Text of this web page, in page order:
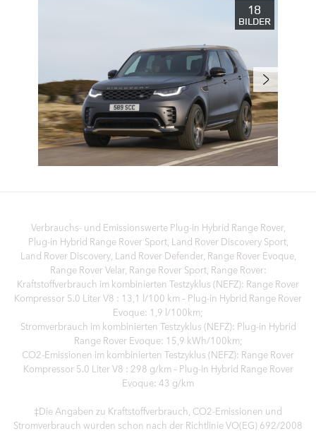
18
BILDER
Verbrauchs- und Emissionswerte Plug‑in Hybrid Range Rover,
Plug‑in Hybrid Range Rover Sport, Land Rover Discovery Sport,
Land Rover Discovery, Land Rover Defender, Range Rover Evoque,
Range Rover Velar, Range Rover Sport, Range Rover:
Kraftstoffverbrauch im kombinierten Testzyklus (NEFZ): Range Rover
Kompressor 5.0 Liter V8 : 13,1 l/100 km – Plug-in Hybrid Range Rover
Evoque: 1,9 l/100km;
Stromverbrauch im kombinierten Testzyklus (NEFZ): Plug-in Hybrid
Range Rover Evoque: 15,9 kWh/100km;
CO2-Emissionen im kombinierten Testzyklus (NEFZ): Range Rover
Kompressor 5.0 Liter V8 : 298 g/km – Plug-in Hybrid Range Rover
Evoque: 43 g/km
‡Die Angaben zu Kraftstoffverbrauch, CO2-Emissionen und
Stromverbrauch wurden schon nach der Richtlinie VO(EG) 692/2008